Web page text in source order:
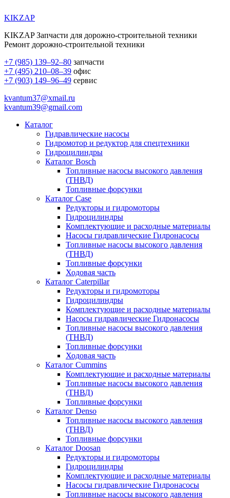
KIKZAP
KIKZAP Запчасти для дорожно-строительной техники
Ремонт дорожно-строительной техники
+7 (985) 139–92–80 запчасти
+7 (495) 210–08–39 офис
+7 (903) 149–96–49 сервис
kvantum37@xmail.ru
kvantum39@gmail.com
Каталог
Гидравлические насосы
Гидромотор и редуктор для спецтехники
Гидроцилиндры
Каталог Bosch
Топливные насосы высокого давления
(ТНВД)
Топливные форсунки
Каталог Case
Редукторы и гидромоторы
Гидроцилиндры
Комплектующие и расходные материалы
Насосы гидравлические Гидронасосы
Топливные насосы высокого давления
(ТНВД)
Топливные форсунки
Ходовая часть
Каталог Caterpillar
Редукторы и гидромоторы
Гидроцилиндры
Комплектующие и расходные материалы
Насосы гидравлические Гидронасосы
Топливные насосы высокого давления
(ТНВД)
Топливные форсунки
Ходовая часть
Каталог Cummins
Комплектующие и расходные материалы
Топливные насосы высокого давления
(ТНВД)
Топливные форсунки
Каталог Denso
Топливные насосы высокого давления
(ТНВД)
Топливные форсунки
Каталог Doosan
Редукторы и гидромоторы
Гидроцилиндры
Комплектующие и расходные материалы
Насосы гидравлические Гидронасосы
Топливные насосы высокого давления